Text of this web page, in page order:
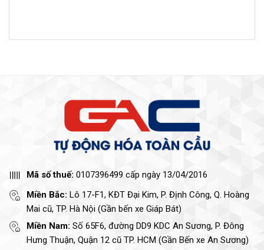
Mã số thuế: 0107396499 cấp ngày 13/04/2016
Miền Bắc: Lô 17-F1, KĐT Đại Kim, P. Định Công, Q. Hoàng
Mai cũ, TP. Hà Nội (Gần bến xe Giáp Bát)
Miền Nam: Số 65F6, đường DD9 KDC An Sương, P. Đông
Hưng Thuận, Quận 12 cũ TP. HCM (Gần Bến xe An Sương)